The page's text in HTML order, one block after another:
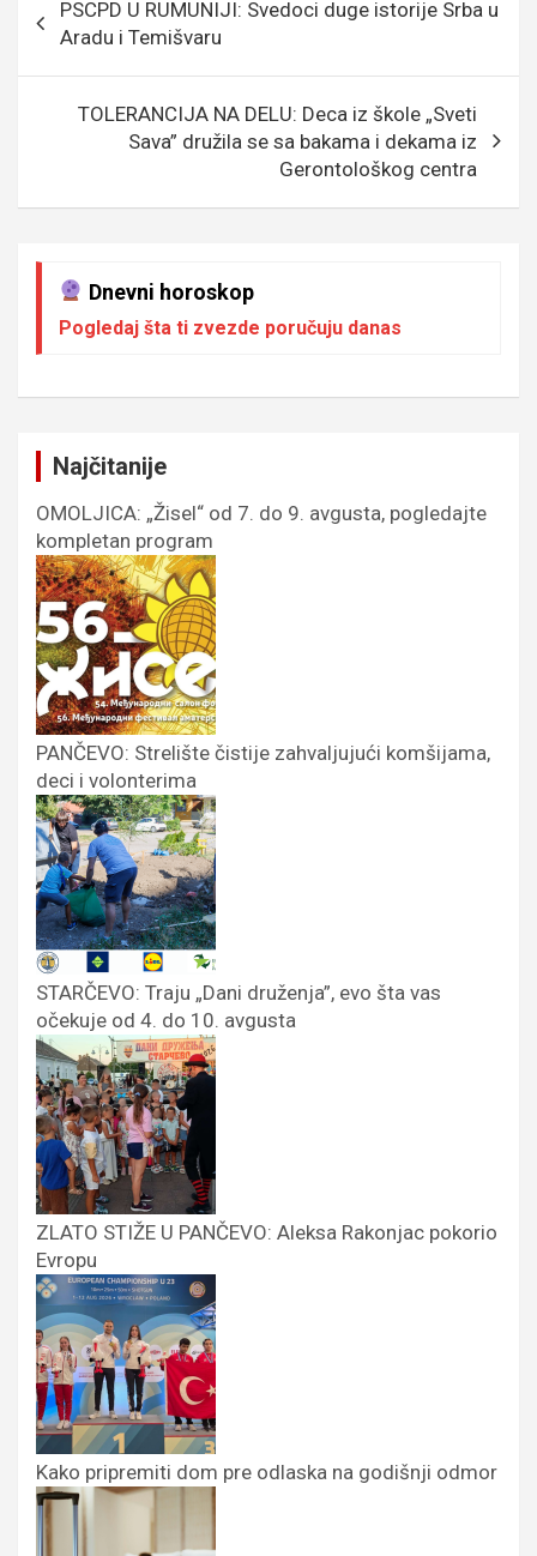
o
k
e
er
p
p
чланка
PSCPD U RUMUNIJI: Svedoci duge istorije Srba u
Aradu i Temišvaru
TOLERANCIJA NA DELU: Deca iz škole „Sveti
Sava” družila se sa bakama i dekama iz
Gerontološkog centra
Dnevni horoskop
Pogledaj šta ti zvezde poručuju danas
Najčitanije
OMOLJICA: „Žisel“ od 7. do 9. avgusta, pogledajte
kompletan program
PANČEVO: Strelište čistije zahvaljujući komšijama,
deci i volonterima
STARČEVO: Traju „Dani druženja”, evo šta vas
očekuje od 4. do 10. avgusta
ZLATO STIŽE U PANČEVO: Aleksa Rakonjac pokorio
Evropu
Kako pripremiti dom pre odlaska na godišnji odmor